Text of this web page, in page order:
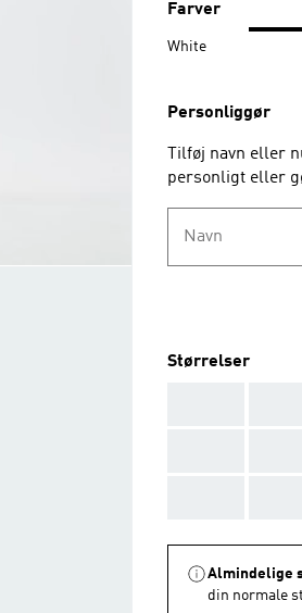
Farver
White
Personliggør
Tilføj navn eller
personligt eller
Navn
Størrelser
Almindelige
din normale